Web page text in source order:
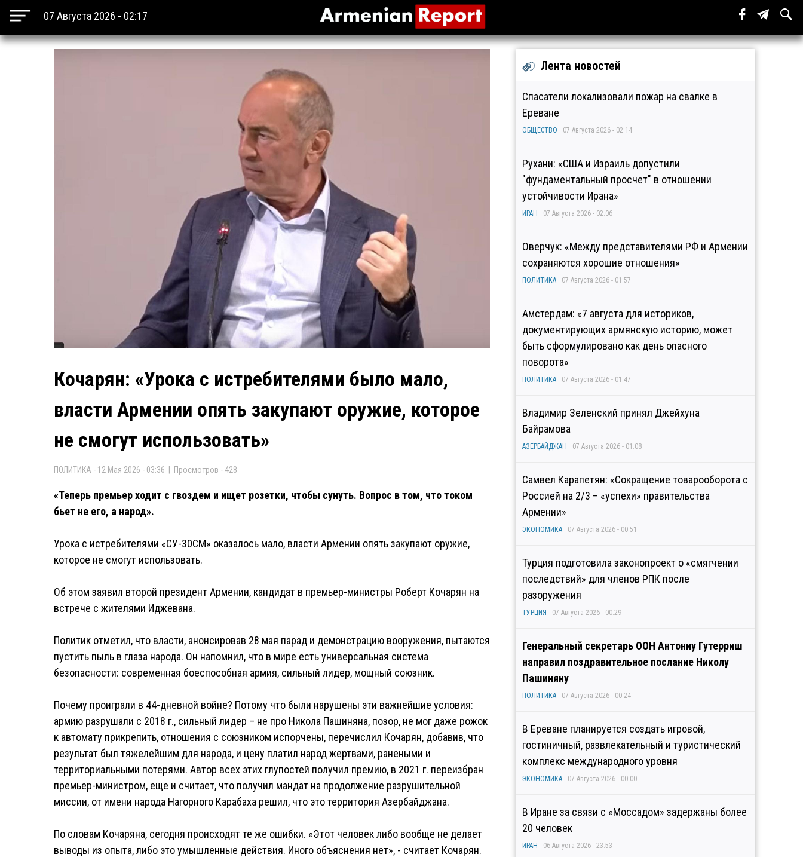
07 Августа 2026 - 02:17
Кочарян: «Урока с истребителями было мало,
власти Армении опять закупают оружие, которое
не смогут использовать»
ПОЛИТИКА - 12 Мая 2026 - 03:36 | Просмотров - 428
«Теперь премьер ходит с гвоздем и ищет розетки, чтобы сунуть. Вопрос в том, что током
бьет не его, а народ».
Урока с истребителями «СУ-30СМ» оказалось мало, власти Армении опять закупают оружие,
которое не смогут использовать.
Об этом заявил второй президент Армении, кандидат в премьер-министры Роберт Кочарян на
встрече с жителями Иджевана.
Политик отметил, что власти, анонсировав 28 мая парад и демонстрацию вооружения, пытаются
пустить пыль в глаза народа. Он напомнил, что в мире есть универсальная система
безопасности: современная боеспособная армия, сильный лидер, мощный союзник.
Почему проиграли в 44-дневной войне? Потому что были нарушены эти важнейшие условия:
армию разрушали с 2018 г., сильный лидер – не про Никола Пашиняна, позор, не мог даже рожок
к автомату прикрепить, отношения с союзником испорчены, перечислил Кочарян, добавив, что
результат был тяжелейшим для народа, и цену платил народ жертвами, ранеными и
территориальными потерями. Автор всех этих глупостей получил премию, в 2021 г. переизбран
премьер-министром, еще и считает, что получил мандат на продолжение разрушительной
миссии, от имени народа Нагорного Карабаха решил, что это территория Азербайджана.
По словам Кочаряна, сегодня происходят те же ошибки. «Этот человек либо вообще не делает
выводы из опыта, либо это умышленные действия. Иного объяснения нет», - считает Кочарян.
Лента новостей
Спасатели локализовали пожар на свалке в
Ереване
ОБЩЕСТВО 07 Августа 2026 - 02:14
Рухани: «США и Израиль допустили
"фундаментальный просчет" в отношении
устойчивости Ирана»
ИРАН 07 Августа 2026 - 02:06
Оверчук: «Между представителями РФ и Армении
сохраняются хорошие отношения»
ПОЛИТИКА 07 Августа 2026 - 01:57
Амстердам: «7 августа для историков,
документирующих армянскую историю, может
быть сформулировано как день опасного
поворота»
ПОЛИТИКА 07 Августа 2026 - 01:47
Владимир Зеленский принял Джейхуна
Байрамова
АЗЕРБАЙДЖАН 07 Августа 2026 - 01:08
Самвел Карапетян: «Сокращение товарооборота с
Россией на 2/3 – «успехи» правительства
Армении»
ЭКОНОМИКА 07 Августа 2026 - 00:51
Турция подготовила законопроект о «смягчении
последствий» для членов РПК после
разоружения
ТУРЦИЯ 07 Августа 2026 - 00:29
Генеральный секретарь ООН Антониу Гутерриш
направил поздравительное послание Николу
Пашиняну
ПОЛИТИКА 07 Августа 2026 - 00:24
В Ереване планируется создать игровой,
гостиничный, развлекательный и туристический
комплекс международного уровня
ЭКОНОМИКА 07 Августа 2026 - 00:00
В Иране за связи с «Моссадом» задержаны более
20 человек
ИРАН 06 Августа 2026 - 23:53